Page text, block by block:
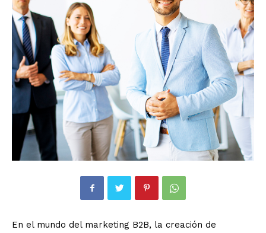
En el mundo del marketing B2B, la creación de